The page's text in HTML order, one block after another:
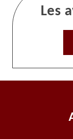
Les